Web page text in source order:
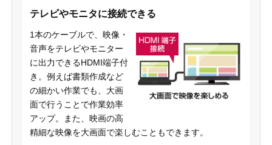
テレビやモニタに接続できる
1本のケーブルで、映像・
音声をテレビやモニター
に出力できるHDMI端子付
き。例えば書類作成など
の細かい作業でも、大画
面で行うことで作業効率
アップ。また、映画の高
精細な映像を大画面で楽しむこともできます。